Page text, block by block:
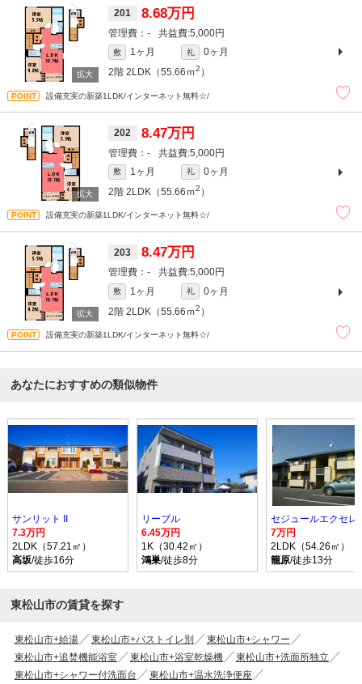
201 8.68万円
- 5,000円
敷 1ヶ月 礼
0ヶ月
2階 2LDK（55.66ｍ2 ）
設備充実の新築1LDK/インターネット無料☆/
202 8.47万円
- 5,000円
敷 1ヶ月 礼
0ヶ月
2階 2LDK（55.66ｍ2 ）
設備充実の新築1LDK/インターネット無料☆/
203 8.47万円
- 5,000円
敷 1ヶ月 礼
0ヶ月
2階 2LDK（55.66ｍ2 ）
設備充実の新築1LDK/インターネット無料☆/
あなたにおすすめの類似物件
サンリット II
7.3万円
2LDK（57.21㎡）
高坂/徒歩16分
リーブル
6.45万円
1K（30.42㎡）
鴻巣/徒歩8分
セジュールエクセレ
7万円
2LDK（54.26㎡）
籠原/徒歩13分
東松山市の賃貸を探す
東松山市+給湯 東松山市+バストイレ別
東松山市+シャワー
東松山市+追焚機能浴室
東松山市+浴室乾燥機
東松山市+洗面所独立
東松山市+シャワー付洗面台
東松山市+温水洗浄便座